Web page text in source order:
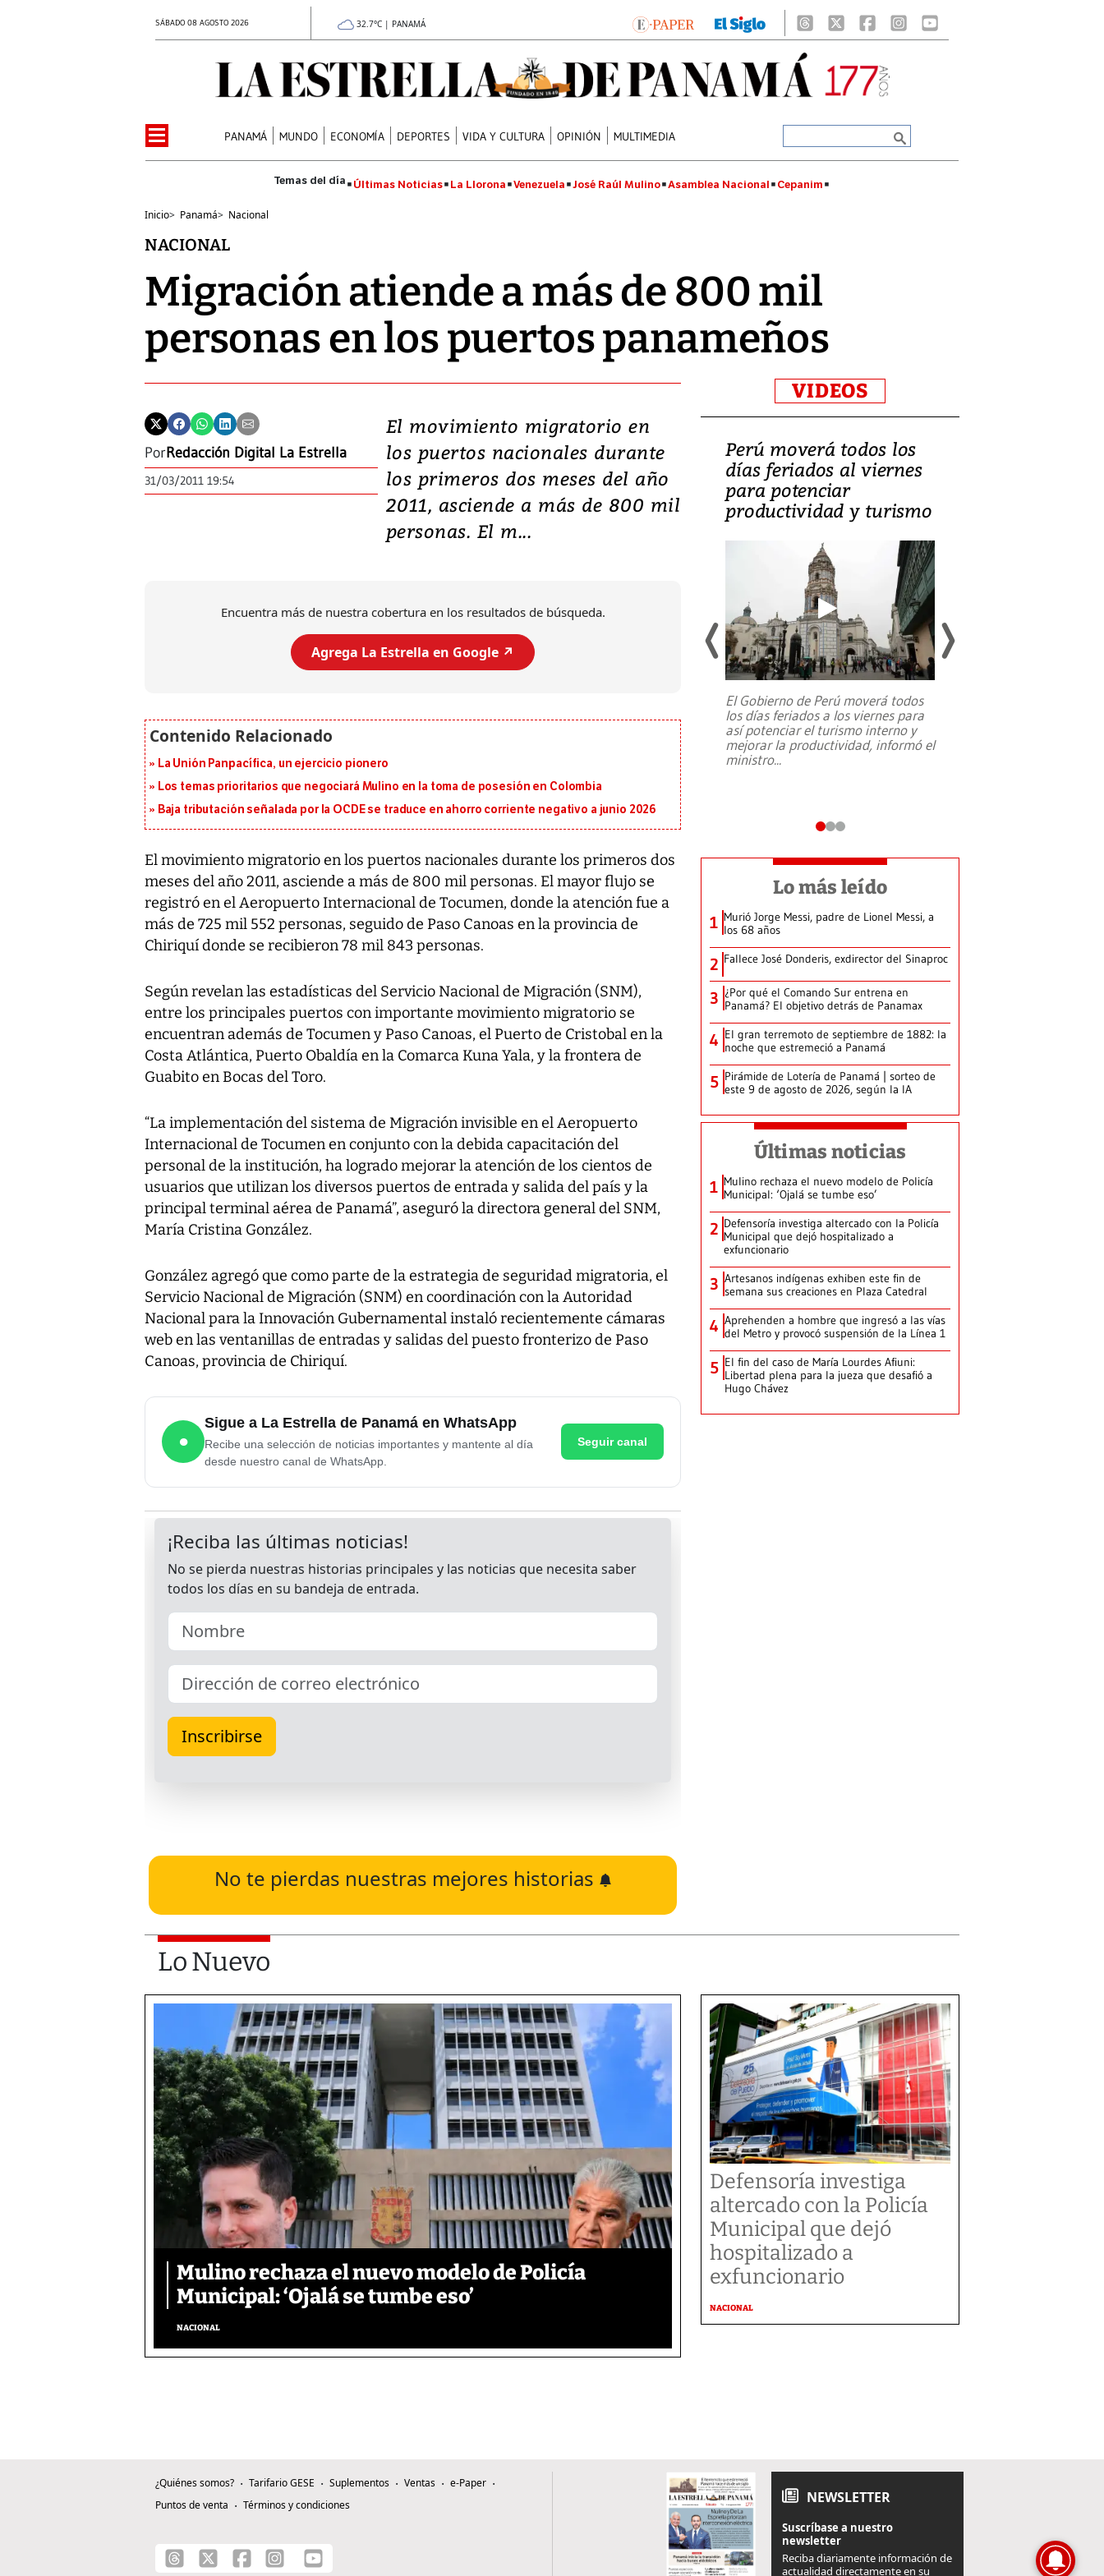
SÁBADO 08 AGOSTO 2026 32.7°C | PANAMÁ
PANAMÁ MUNDO ECONOMÍA DEPORTES VIDA Y CULTURA OPINIÓN MULTIMEDIA
Últimas Noticias La Llorona Venezuela José Raúl Mulino Asamblea Nacional Cepanim
Inicio> Panamá> Nacional
NACIONAL
Migración atiende a más de 800 mil
personas en los puertos panameños
PorRedacción Digital La Estrella
31/03/2011 19:54
El movimiento migratorio en
los puertos nacionales durante
los primeros dos meses del año
2011, asciende a más de 800 mil
personas. El m...
Encuentra más de nuestra cobertura en los resultados de búsqueda.
Agrega La Estrella en Google ↗️
La Unión Panpacífica, un ejercicio pionero
Los temas prioritarios que negociará Mulino en la toma de posesión en Colombia
Baja tributación señalada por la OCDE se traduce en ahorro corriente negativo a junio 2026
El movimiento migratorio en los puertos nacionales durante los primeros dos
meses del año 2011, asciende a más de 800 mil personas. El mayor flujo se
registró en el Aeropuerto Internacional de Tocumen, donde la atención fue a
más de 725 mil 552 personas, seguido de Paso Canoas en la provincia de
Chiriquí donde se recibieron 78 mil 843 personas.
Según revelan las estadísticas del Servicio Nacional de Migración (SNM),
entre los principales puertos con importante movimiento migratorio se
encuentran además de Tocumen y Paso Canoas, el Puerto de Cristobal en la
Costa Atlántica, Puerto Obaldía en la Comarca Kuna Yala, y la frontera de
Guabito en Bocas del Toro.
“La implementación del sistema de Migración invisible en el Aeropuerto
Internacional de Tocumen en conjunto con la debida capacitación del
personal de la institución, ha logrado mejorar la atención de los cientos de
usuarios que utilizan los diversos puertos de entrada y salida del país y la
principal terminal aérea de Panamá”, aseguró la directora general del SNM,
María Cristina González.
González agregó que como parte de la estrategia de seguridad migratoria, el
Servicio Nacional de Migración (SNM) en coordinación con la Autoridad
Nacional para la Innovación Gubernamental instaló recientemente cámaras
web en las ventanillas de entradas y salidas del puesto fronterizo de Paso
Canoas, provincia de Chiriquí.
●
Sigue a La Estrella de Panamá en WhatsApp
Recibe una selección de noticias importantes y mantente al día
desde nuestro canal de WhatsApp.
Seguir canal
No te pierdas nuestras mejores historias
VIDEOS
Video: Lula lanza su
candidatura con
promesas de inversión
en defensa, educación y
tierras raras
Entre recuerdos y escuetas
candidatura...
Perú moverá todos los
días feriados al viernes
para potenciar
productividad y turismo
El Gobierno de Perú moverá todos
los días feriados a los viernes para
así potenciar el turismo interno y
mejorar la productividad, informó el
ministro...
Lo más leído
1 Murió Jorge Messi, padre de Lionel Messi, a
los 68 años
2 Fallece José Donderis, exdirector del Sinaproc
3 ¿Por qué el Comando Sur entrena en
Panamá? El objetivo detrás de Panamax
4 El gran terremoto de septiembre de 1882: la
noche que estremeció a Panamá
5 Pirámide de Lotería de Panamá | sorteo de
este 9 de agosto de 2026, según la IA
Últimas noticias
1 Mulino rechaza el nuevo modelo de Policía
Municipal: ‘Ojalá se tumbe eso’
2 Defensoría investiga altercado con la Policía
Municipal que dejó hospitalizado a
exfuncionario
3 Artesanos indígenas exhiben este fin de
semana sus creaciones en Plaza Catedral
4 Aprehenden a hombre que ingresó a las vías
del Metro y provocó suspensión de la Línea 1
5 El fin del caso de María Lourdes Afiuni:
Libertad plena para la jueza que desafió a
Hugo Chávez
Lo Nuevo
Mulino rechaza el nuevo modelo de Policía
Municipal: ‘Ojalá se tumbe eso’
NACIONAL
Defensoría investiga
altercado con la Policía
Municipal que dejó
hospitalizado a
exfuncionario
NACIONAL
¿Quiénes somos? Tarifario GESE Suplementos Ventas
e-Paper
Puntos de venta
Términos y condiciones NEWSLETTER
Suscríbase a nuestro
newsletter
Reciba diariamente información de
actualidad directamente en su